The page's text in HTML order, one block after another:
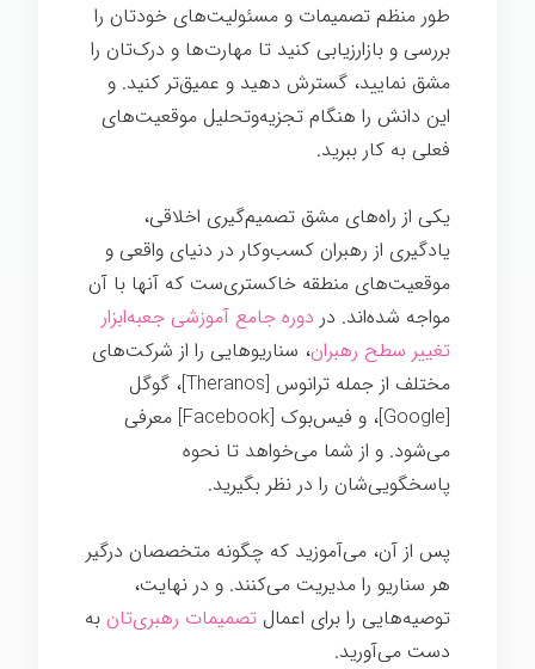
طور منظم تصمیمات و مسئولیت‌های خودتان را
بررسی و بازارزیابی کنید تا مهارت‌ها و درک‌تان را
مشق نمایید، گسترش دهید و عمیق‌تر کنید. و
این دانش را هنگام تجزیه‌وتحلیل موقعیت‌های
فعلی به کار ببرید.
یکی از راه‌های مشق تصمیم‌گیری اخلاقی،
یادگیری از رهبران کسب‌وکار در دنیای واقعی و
موقعیت‌های منطقه خاکستری‌ست که آنها با آن
مواجه شده‌اند. در دوره جامع آموزشی جعبه‌ابزار
تغییر سطح رهبران، سناریوهایی را از شرکت‌های
مختلف از جمله ترانوس [Theranos]، گوگل
[Google]، و فیس‌بوک [Facebook] معرفی
می‌شود. و از شما می‌خواهد تا نحوه
پاسخگویی‌شان را در نظر بگیرید.
پس از آن، می‌آموزید که چگونه متخصصان درگیر
هر سناریو را مدیریت می‌کنند. و در نهایت،
توصیه‌هایی را برای اعمال تصمیمات رهبری‌تان به
دست می‌آورید.